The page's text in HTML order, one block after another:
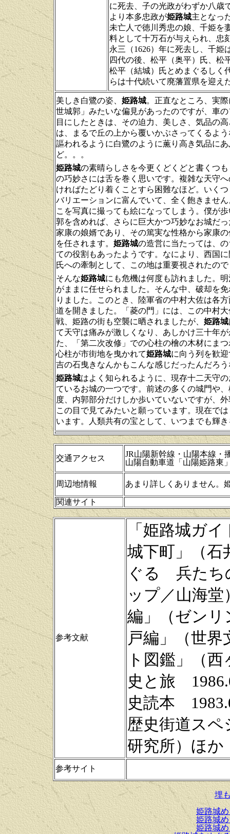
に死去、子の光政がわずか八歳
より本多忠政が姫路城主となっ
未亡人で徳川秀忠の娘、千姫を
料として十万石が与えられ、忠
永三（1626）年に死去し、千姫
四代の後、松平（奥平）氏、松
松平（結城）氏とめまぐるしく
らは十代続いて廃藩置県を迎え
美しき白鷺の姿、 姫路城。正直なところ、実
世城郭」みたいな偏見があったのですが、車
目にしたときは、その迫力、美しさ、気品の
は、まるで丘の上から覆いかぶさってくるよ
謳われるように白鷺のように薫り高き気品に
ど。。。
姫路城の素晴らしさを今更くどくどと書くつ
の巧妙さには舌を巻く思いです。複雑な天守
ければたどり着くことすら困難なほど。いく
バリエーションに富んでいて、全く飽きませ
こを写真に撮っても絵になってしまう。僕が
郭を含めれば、さらに巨大かつ巧妙なお城だ
家康の娘婿であり、その篤実な性格から家康
を任されます。 姫路城の造営に当たっては、
ての役割もあったようです。なにより、西国
氏への牽制として、この地は重要視されたの
そんな姫路城にも危機は何度も訪れました。
がままに任せられました。そんな中、破却を
りました。このとき、陸軍省の中村大佐は各
道を開きました。「菱の門」には、この中村
戦、姫路の街も空襲に晒されましたが、 姫路城
て天守は痛みが激しくなり、あしかけ三十年
た、「第二次改修」での心柱の檜の木材にま
心柱が市街地を曳かれて姫路城に向う列を歓
吉の石曳きなんかもこんな感じだったんだろ
姫路城はよく知られるように、現存十二天守
ているお城の一つです。前述の多くの城門や
度、内郭部分だけしか歩いていないですが、
この目で見てみたいと願っています。現在で
います。人類共有の宝として、いつまでも輝
交通アクセス
JR山陽新幹線・山陽本線・
山陽自動車道「山陽姫路東
周辺地情報 あまり詳しくありません。
関連サイト
参考文献
「姫路城ガ
城下町」（石
ぐる 兵たち
ップ／山海
編」（ゼン
戸編」（世
ト図鑑」（
史と旅
史読本
歴史街道スペ
研究所）ほか
参考サイト
埋
姫路城
姫路城
姫路城